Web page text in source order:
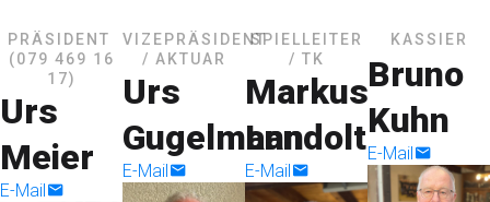
PRÄSIDENT
(079 469 16
17)
Urs
Meier
E-Mail
VIZEPRÄSIDENT
/ AKTUAR
Urs
Gugelmann
E-Mail
SPIELLEITER
/ TK
Markus
Landolt
E-Mail
KASSIER
Bruno
Kuhn
E-Mail